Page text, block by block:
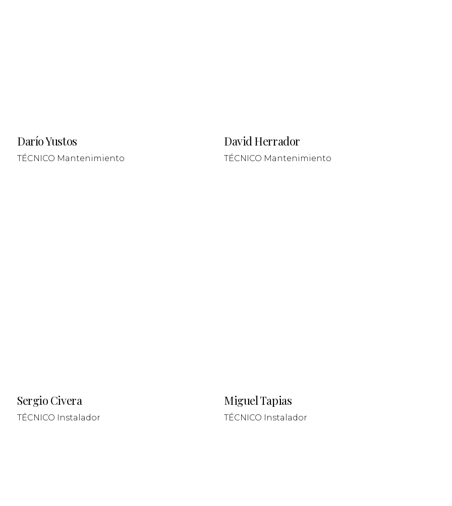
Darío Yustos
TÉCNICO Mantenimiento
David Herrador
TÉCNICO Mantenimiento
Sergio Civera
TÉCNICO Instalador
Miguel Tapias
TÉCNICO Instalador